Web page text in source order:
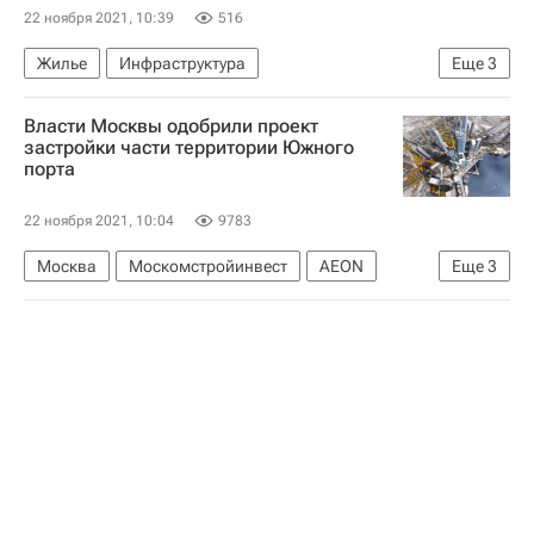
Строительство метро в Москве
Городское хозяйство Москвы
Комплекс городского хозяйства Москвы
22 ноября 2021, 10:39 516
Еще3
Жилье
Инфраструктура
Министерство строительства и жилищно-коммунального хозяйства РФ (Минстрой России)
Строительство
Россия
Власти Москвы одобрили проект
застройки части территории Южного
порта
22 ноября 2021, 10:04 9783
Еще3
Москва Москомстройинвест
AEON
Сергей Кузнецов (архитектор)
Строительство